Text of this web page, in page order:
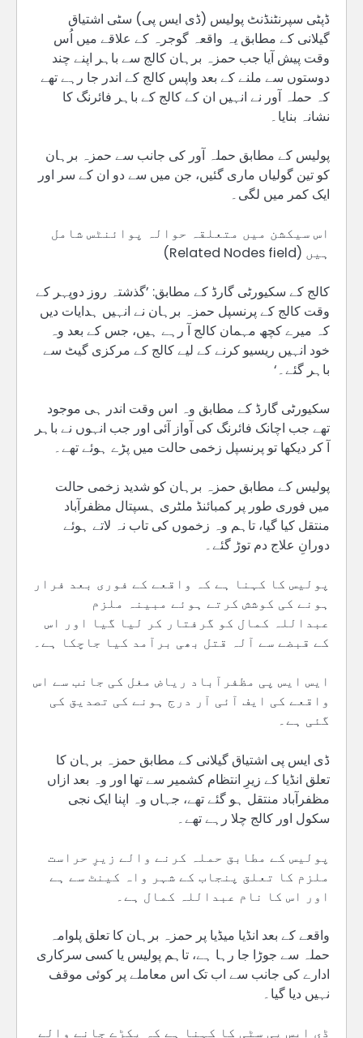
ڈپٹی سپرنٹنڈنٹ پولیس (ڈی ایس پی) سٹی اشتیاق
گیلانی کے مطابق یہ واقعہ گوجرہ کے علاقے میں اُس
وقت پیش آیا جب حمزہ برہان کالج سے باہر اپنے چند
دوستوں سے ملنے کے بعد واپس کالج کے اندر جا رہے تھے
کہ حملہ آور نے انہیں ان کے کالج کے باہر فائرنگ کا
نشانہ بنایا۔
پولیس کے مطابق حملہ آور کی جانب سے حمزہ برہان
کو تین گولیاں ماری گئیں، جن میں سے دو ان کے سر اور
ایک کمر میں لگی۔
اس سیکشن میں متعلقہ حوالہ پوائنٹس شامل
ہیں (Related Nodes field)
کالج کے سکیورٹی گارڈ کے مطابق: ’گذشتہ روز دوپہر کے
وقت کالج کے پرنسپل حمزہ برہان نے انہیں ہدایات دیں
کہ میرے کچھ مہمان کالج آ رہے ہیں، جس کے بعد وہ
خود انہیں ریسیو کرنے کے لیے کالج کے مرکزی گیٹ سے
باہر گئے۔‘
سکیورٹی گارڈ کے مطابق وہ اس وقت اندر ہی موجود
تھے جب اچانک فائرنگ کی آواز آئی اور جب انہوں نے باہر
آ کر دیکھا تو پرنسپل زخمی حالت میں پڑے ہوئے تھے۔
پولیس کے مطابق حمزہ برہان کو شدید زخمی حالت
میں فوری طور پر کمبائنڈ ملٹری ہسپتال مظفرآباد
منتقل کیا گیا، تاہم وہ زخموں کی تاب نہ لاتے ہوئے
دورانِ علاج دم توڑ گئے۔
پولیس کا کہنا ہے کہ واقعے کے فوری بعد فرار
ہونے کی کوشش کرتے ہوئے مبینہ ملزم
عبداللہ کمال کو گرفتار کر لیا گیا اور اس
کے قبضے سے آلہ قتل بھی برآمد کیا جاچکا ہے۔
ایس ایس پی مظفرآباد ریاض مغل کی جانب سے اس
واقعے کی ایف آئی آر درج ہونے کی تصدیق کی
گئی ہے۔
ڈی ایس پی اشتیاق گیلانی کے مطابق حمزہ برہان کا
تعلق انڈیا کے زیرِ انتظام کشمیر سے تھا اور وہ بعد ازاں
مظفرآباد منتقل ہو گئے تھے، جہاں وہ اپنا ایک نجی
سکول اور کالج چلا رہے تھے۔
پولیس کے مطابق حملہ کرنے والے زیرِ حراست
ملزم کا تعلق پنجاب کے شہر واہ کینٹ سے ہے
اور اس کا نام عبداللہ کمال ہے۔
واقعے کے بعد انڈیا میڈیا پر حمزہ برہان کا تعلق پلوامہ
حملہ سے جوڑا جا رہا ہے، تاہم پولیس یا کسی سرکاری
ادارے کی جانب سے اب تک اس معاملے پر کوئی موقف
نہیں دیا گیا۔
ڈی ایس پی سٹی کا کہنا ہے کہ پکڑے جانے والے